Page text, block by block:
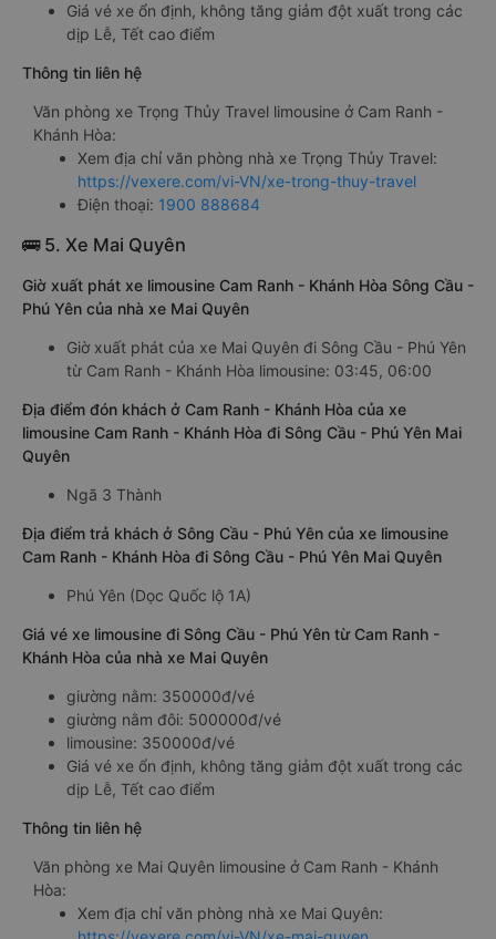
Giá vé xe ổn định, không tăng giảm đột xuất trong các
dịp Lễ, Tết cao điểm
Thông tin liên hệ
Văn phòng xe Trọng Thủy Travel limousine ở Cam Ranh -
Khánh Hòa:
Xem địa chỉ văn phòng nhà xe Trọng Thủy Travel:
https://vexere.com/vi-VN/xe-trong-thuy-travel
Điện thoại: 1900 888684
🚌 5. Xe Mai Quyên
Giờ xuất phát xe limousine Cam Ranh - Khánh Hòa Sông Cầu -
Phú Yên của nhà xe Mai Quyên
Giờ xuất phát của xe Mai Quyên đi Sông Cầu - Phú Yên
từ Cam Ranh - Khánh Hòa limousine: 03:45, 06:00
Địa điểm đón khách ở Cam Ranh - Khánh Hòa của xe
limousine Cam Ranh - Khánh Hòa đi Sông Cầu - Phú Yên Mai
Quyên
Ngã 3 Thành
Địa điểm trả khách ở Sông Cầu - Phú Yên của xe limousine
Cam Ranh - Khánh Hòa đi Sông Cầu - Phú Yên Mai Quyên
Phú Yên (Dọc Quốc lộ 1A)
Giá vé xe limousine đi Sông Cầu - Phú Yên từ Cam Ranh -
Khánh Hòa của nhà xe Mai Quyên
giường nằm: 350000đ/vé
giường nằm đôi: 500000đ/vé
limousine: 350000đ/vé
Giá vé xe ổn định, không tăng giảm đột xuất trong các
dịp Lễ, Tết cao điểm
Thông tin liên hệ
Văn phòng xe Mai Quyên limousine ở Cam Ranh - Khánh
Hòa:
Xem địa chỉ văn phòng nhà xe Mai Quyên: